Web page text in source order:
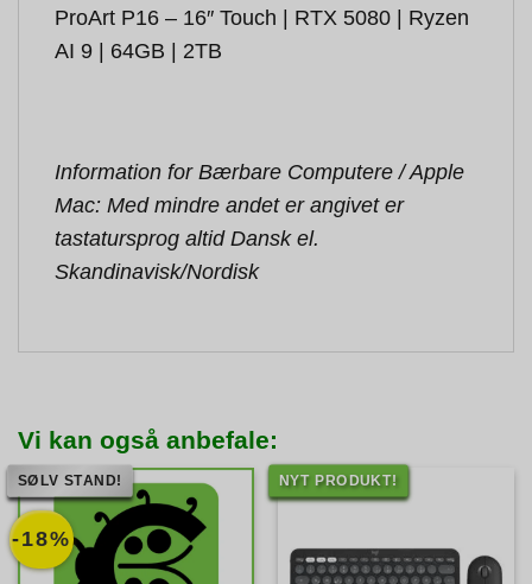
ProArt P16 – 16″ Touch | RTX 5080 | Ryzen
AI 9 | 64GB | 2TB
Information for Bærbare Computere / Apple
Mac: Med mindre andet er angivet er
tastatursprog altid Dansk el.
Skandinavisk/Nordisk
Vi kan også anbefale:
-18%
SØLV STAND! NYT PRODUKT!